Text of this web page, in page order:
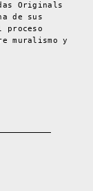
Originals
de sus
proceso
muralismo y